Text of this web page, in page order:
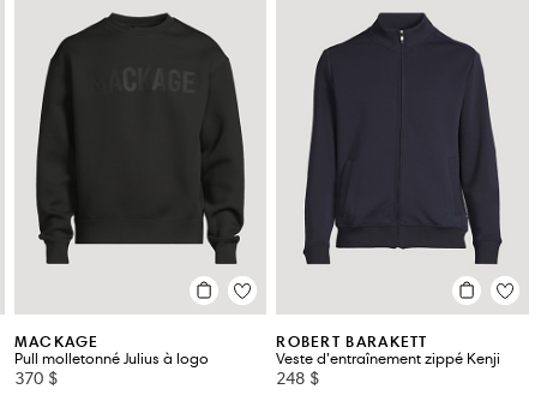
MACKAGE
Pull molletonné Julius à logo
370 $
ROBERT BARAKETT
Veste d’entraînement zippé Kenji
248 $